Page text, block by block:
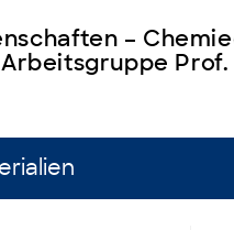
–
Arbeitsgruppe Prof.